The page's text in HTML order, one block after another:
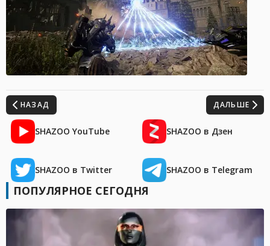
НАЗАД ДАЛЬШЕ
SHAZOO YouTube SHAZOO в Дзен
SHAZOO в Twitter SHAZOO в Telegram
ПОПУЛЯРНОЕ СЕГОДНЯ